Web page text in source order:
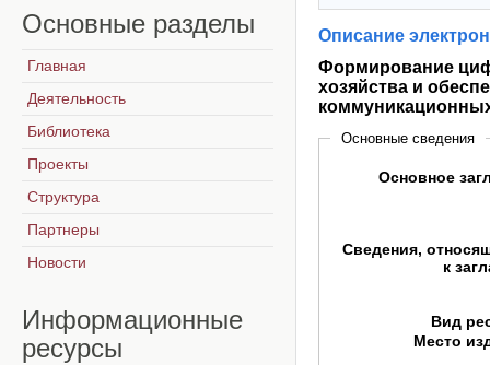
Описание
Формирование
хозяйства и
Основные сведения
Основное
Сведения,
к
Вид
Место
Основные разделы
Главная
Деятельность
Библиотека
Проекты
Структура
Партнеры
Новости
Информационные
ресурсы